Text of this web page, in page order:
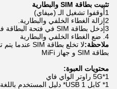
تثبيت بطاقة SIM والبطارية
1أوقفوا تشغيل الـ (ميفاي)
2إزالة الغطاء الخلفي والبطارية.
3إدخل بطاقة SIM في فتحة البطاقة في الموقف الصحيح.
4. ضع الغطاء الخلفي والبطارية
ملاحظة:
بطاقة SIM و جهاز MiFi
محتويات العبوة:
1*5G راوتر الواي فاي
1* كابل USB 1* دليل المستخدم باللغة الإنجليزية